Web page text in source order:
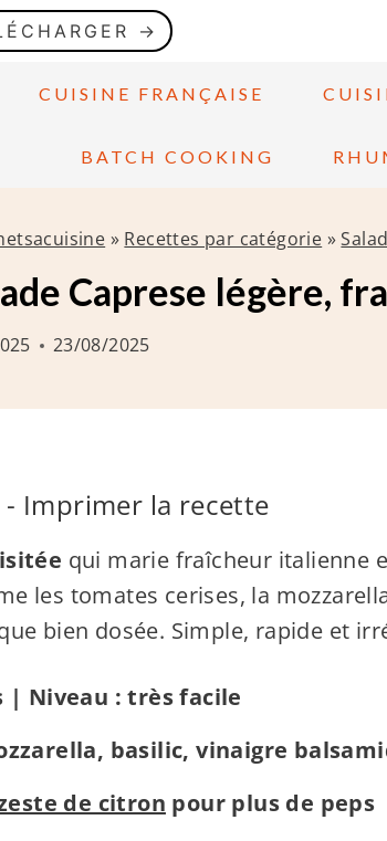
→
CUISINE FRANÇAISE
BATCH COOKING
» Recettes par catégorie »
Caprese légère,
23/08/2025
- Imprimer la recette
qui marie fraîcheur italienne
les tomates cerises, la
bien dosée. Simple, rapide et
| Niveau : très facile
basilic, vinaigre
de citron pour plus de peps